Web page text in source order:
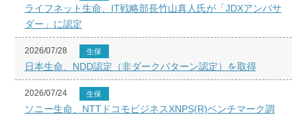
ライフネット生命、IT戦略部長竹山真人氏が「JDXアンバサ
ダー」に認定
2026/07/28 生保
日本生命、NDD認定（非ダークパターン認定）を取得
2026/07/24 生保
ソニー生命、NTTドコモビジネスXNPS(R)ベンチマーク調